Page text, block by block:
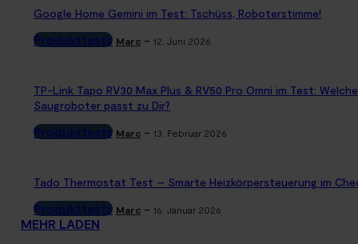
Google Home Gemini im Test: Tschüss, Roboterstimme!
Produkttests Marc - 12. Juni 2026
TP-Link Tapo RV30 Max Plus & RV50 Pro Omni im Test:
Saugroboter passt zu Dir?
Produkttests Marc - 13. Februar 2026
Tado Thermostat Test – Smarte Heizkörpersteuerung im
Produkttests Marc - 16. Januar 2026
MEHR LADEN